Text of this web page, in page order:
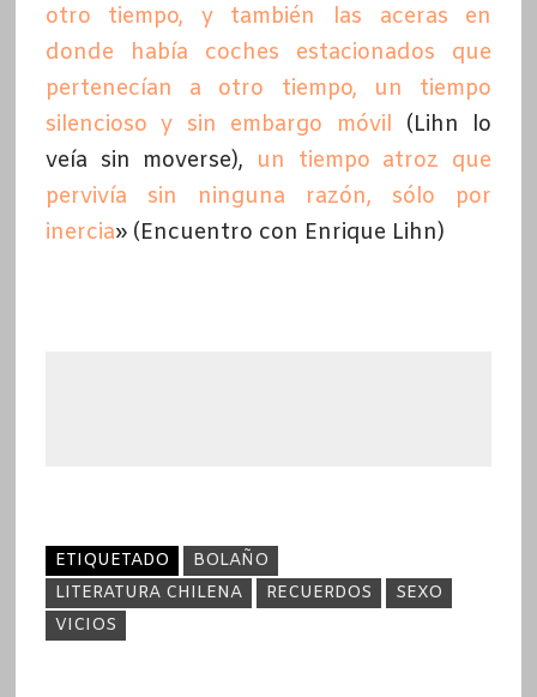
otro tiempo, y también las aceras en
donde había coches estacionados que
pertenecían a otro tiempo, un tiempo
silencioso y sin embargo móvil (Lihn lo
veía sin moverse), un tiempo atroz que
pervivía sin ninguna razón, sólo por
inercia» (Encuentro con Enrique Lihn)
ETIQUETADO
BOLAÑO
LITERATURA CHILENA
RECUERDOS
SEXO
VICIOS